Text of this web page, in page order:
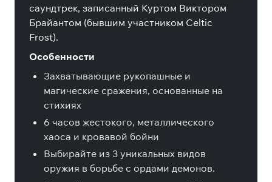
саундтрек, записанный Куртом Виктором
Брайантом (бывшим участником Celtic
Frost).
Особенности
Захватывающие рукопашные и
магические сражения, основанные на
стихиях
6 часов жестокого, металлического
хаоса и кровавой бойни
Выбирайте из 3 уникальных видов
оружия в борьбе с ордами демонов.